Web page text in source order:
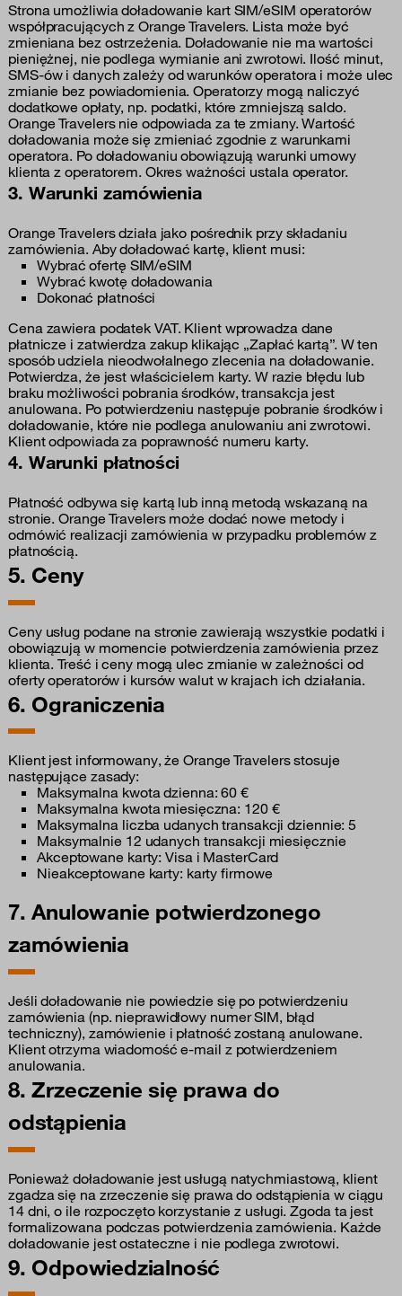
Strona umożliwia doładowanie kart SIM/eSIM operatorów
współpracujących z Orange Travelers. Lista może być
zmieniana bez ostrzeżenia. Doładowanie nie ma wartości
pieniężnej, nie podlega wymianie ani zwrotowi. Ilość minut,
SMS-ów i danych zależy od warunków operatora i może ulec
zmianie bez powiadomienia. Operatorzy mogą naliczyć
dodatkowe opłaty, np. podatki, które zmniejszą saldo.
Orange Travelers nie odpowiada za te zmiany. Wartość
doładowania może się zmieniać zgodnie z warunkami
operatora. Po doładowaniu obowiązują warunki umowy
klienta z operatorem. Okres ważności ustala operator.
3. Warunki zamówienia
Orange Travelers działa jako pośrednik przy składaniu
zamówienia. Aby doładować kartę, klient musi:
Wybrać ofertę SIM/eSIM
Wybrać kwotę doładowania
Dokonać płatności
Cena zawiera podatek VAT. Klient wprowadza dane
płatnicze i zatwierdza zakup klikając „Zapłać kartą”. W ten
sposób udziela nieodwołalnego zlecenia na doładowanie.
Potwierdza, że jest właścicielem karty. W razie błędu lub
braku możliwości pobrania środków, transakcja jest
anulowana. Po potwierdzeniu następuje pobranie środków i
doładowanie, które nie podlega anulowaniu ani zwrotowi.
Klient odpowiada za poprawność numeru karty.
4. Warunki płatności
Płatność odbywa się kartą lub inną metodą wskazaną na
stronie. Orange Travelers może dodać nowe metody i
odmówić realizacji zamówienia w przypadku problemów z
płatnością.
5. Ceny
Ceny usług podane na stronie zawierają wszystkie podatki i
obowiązują w momencie potwierdzenia zamówienia przez
klienta. Treść i ceny mogą ulec zmianie w zależności od
oferty operatorów i kursów walut w krajach ich działania.
6. Ograniczenia
Klient jest informowany, że Orange Travelers stosuje
następujące zasady:
Maksymalna kwota dzienna: 60 €
Maksymalna kwota miesięczna: 120 €
Maksymalna liczba udanych transakcji dziennie: 5
Maksymalnie 12 udanych transakcji miesięcznie
Akceptowane karty: Visa i MasterCard
Nieakceptowane karty: karty firmowe
7. Anulowanie potwierdzonego
zamówienia
Jeśli doładowanie nie powiedzie się po potwierdzeniu
zamówienia (np. nieprawidłowy numer SIM, błąd
techniczny), zamówienie i płatność zostaną anulowane.
Klient otrzyma wiadomość e-mail z potwierdzeniem
anulowania.
8. Zrzeczenie się prawa do
odstąpienia
Ponieważ doładowanie jest usługą natychmiastową, klient
zgadza się na zrzeczenie się prawa do odstąpienia w ciągu
14 dni, o ile rozpoczęto korzystanie z usługi. Zgoda ta jest
formalizowana podczas potwierdzenia zamówienia. Każde
doładowanie jest ostateczne i nie podlega zwrotowi.
9. Odpowiedzialność